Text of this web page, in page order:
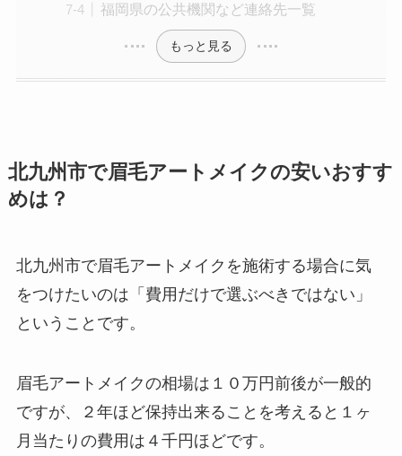
福岡県の公共機関など連絡先一覧
もっと見る
北九州市で眉毛アートメイクの安いおすす
めは？
北九州市で眉毛アートメイクを施術する場合に気
をつけたいのは 「費用だけで選ぶべきではない」
ということです。
眉毛アートメイクの相場は１０万円前後が一般的
ですが、２年ほど保持出来ることを考えると１ヶ
月当たりの費用は４千円ほどです。